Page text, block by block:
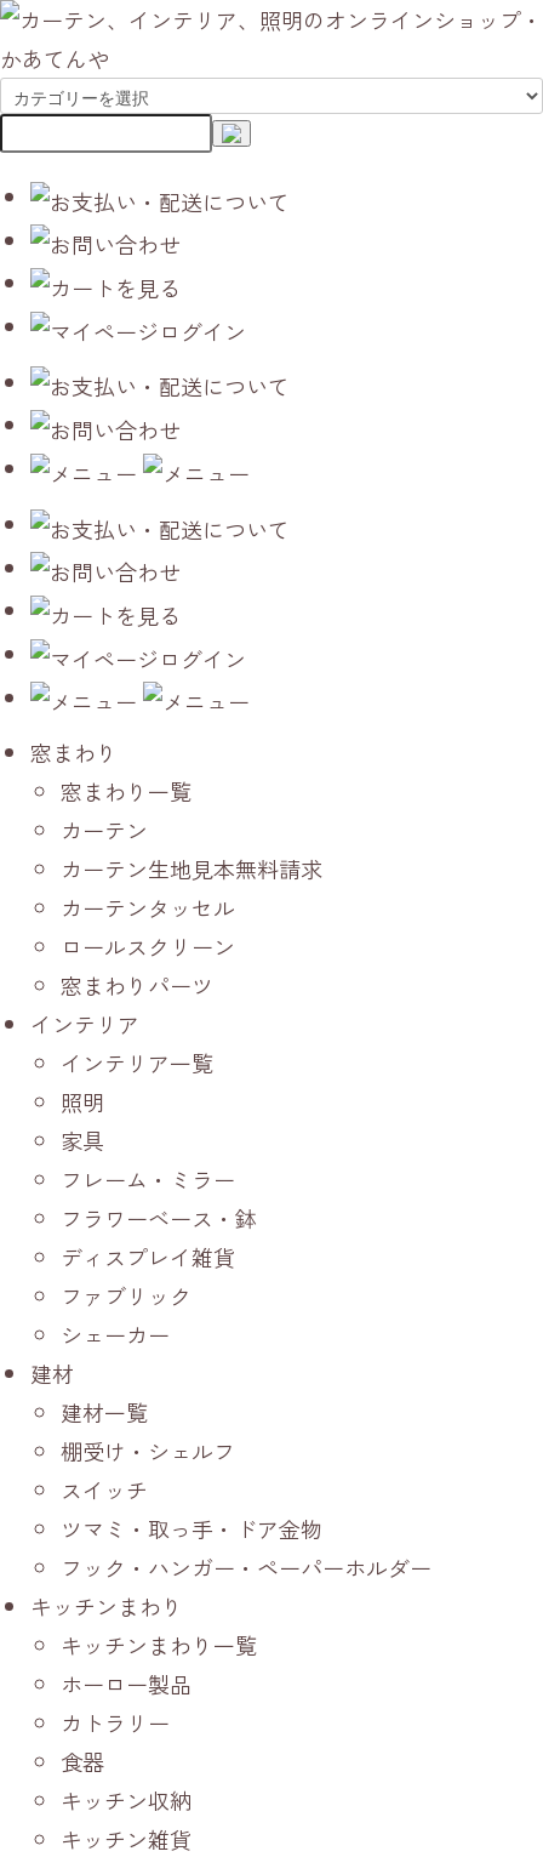
窓まわり
窓まわり一覧
カーテン
カーテン生地見本無料請求
カーテンタッセル
ロールスクリーン
窓まわりパーツ
インテリア
インテリア一覧
照明
家具
フレーム・ミラー
フラワーベース・鉢
ディスプレイ雑貨
ファブリック
シェーカー
建材
建材一覧
棚受け・シェルフ
スイッチ
ツマミ・取っ手・ドア金物
フック・ハンガー・ペーパーホルダー
キッチンまわり
キッチンまわり一覧
ホーロー製品
カトラリー
食器
キッチン収納
キッチン雑貨